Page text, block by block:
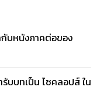
กับหนังภาคต่อของ
บบทเป็น ไซคลอปส์ ใน